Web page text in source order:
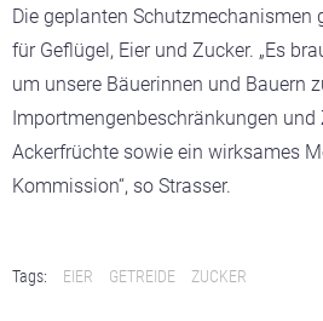
Die geplanten Schutzmechanismen
für Geflügel, Eier und Zucker. „Es
um unsere Bäuerinnen und Bauern
Importmengenbeschränkungen und
Ackerfrüchte sowie ein wirksames
Kommission“, so Strasser.
Tags: EIER GETREIDE ZUCKER